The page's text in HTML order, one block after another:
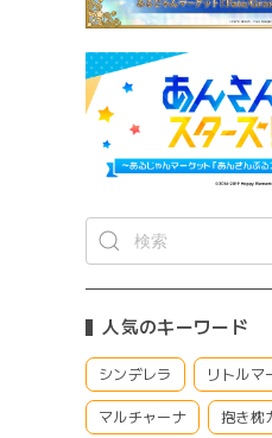
人気のキーワード
シンデレラ リトルマ
マルチャーナ 抱き枕